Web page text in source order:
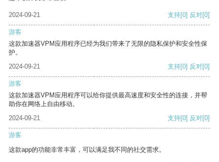
2024-09-21 支持[0] 反对[0]
游客
这款加速器VPM应用程序已经为我们带来了无限的隐私保护和安全性保
护。
2024-09-21
支持[0] 反对[0]
游客
这款加速器VPM应用程序可以给你提供最高速度和安全性的连接，并帮
助你在网络上自由移动。
2024-09-21
支持[0] 反对[0]
游客
这款app的功能非常丰富，可以满足我不同的社交需求。